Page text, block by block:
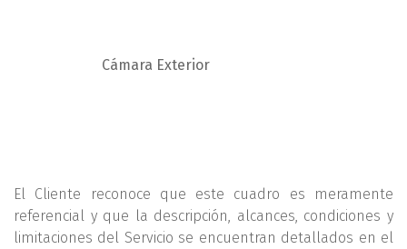
Cámara Exterior
El Cliente reconoce que este cuadro es meramente
referencial y que la descripción, alcances, condiciones y
limitaciones del Servicio se encuentran detallados en el